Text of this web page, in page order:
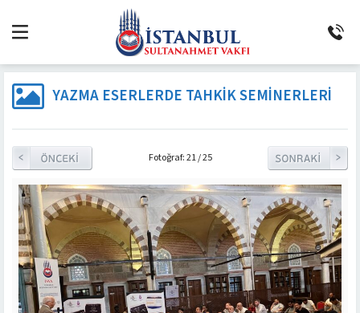
YAZMA ESERLERDE TAHKIK SEMINERLERI
Fotoğraf: 21 / 25